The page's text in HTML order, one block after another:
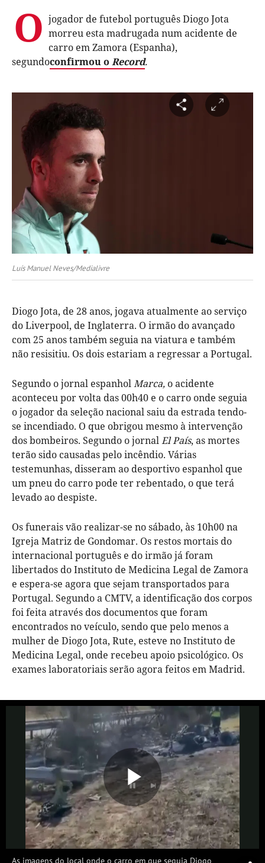
O jogador de futebol português Diogo Jota
morreu esta madrugada num acidente de
carro em Zamora (Espanha),
segundoconfirmou o Record.
Luís Manuel Neves/Medialivre
Diogo Jota, de 28 anos, jogava atualmente ao serviço
do Liverpool, de Inglaterra. O irmão do avançado
com 25 anos também seguia na viatura e também
não resisitiu. Os dois estariam a regressar a Portugal.
Segundo o jornal espanholMarca, o acidente
aconteceu por volta das 00h40 e o carro onde seguia
o jogador da seleção nacional saiu da estrada tendo-
se incendiado. O que obrigou mesmo à intervenção
dos bombeiros. Segundo o jornalEl País, as mortes
terão sido causadas pelo incêndio. Várias
testemunhas, disseram ao desportivo espanhol que
um pneu do carro pode ter rebentado, o que terá
levado ao despiste.
Os funerais vão realizar-se no sábado, às 10h00 na
Igreja Matriz de Gondomar. Os restos mortais do
internacional português e do irmão já foram
libertados do Instituto de Medicina Legal de Zamora
e espera-se agora que sejam transportados para
Portugal. Segundo a CMTV, a identificação dos corpos
foi feita através dos documentos que foram
encontrados no veículo, sendo que pelo menos a
mulher de Diogo Jota, Rute, esteve no Instituto de
Medicina Legal, onde recebeu apoio psicológico. Os
exames laboratoriais serão agora feitos em Madrid.
As imagens do local onde o carro em que seguia Diogo